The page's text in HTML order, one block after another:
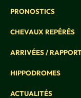
PRONOSTICS
CHEVAUX REPÉRÉS
ARRIVÉES /
HIPPODROMES
ACTUALITÉS